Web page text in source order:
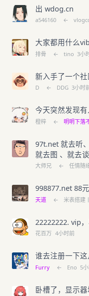
出 wdog.cn
a546160 ←
大家都用什么
排骨 ← tino 3小
新入手了一个
D ← DDG 3小时
今天突然发现
橙梓 ← 明明下落
97t.net 就去听
就去图 、就去谈
大师兄 ← 任情随
998877.net 88元
天道 ← 米表搭建
22222222. vip
花百万 4小时前
谁去注册一下
Furry ← Eno 5
卧槽了，显示器